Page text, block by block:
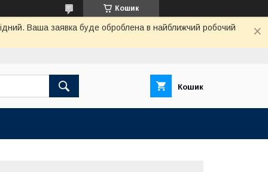
Кошик
Ваша заявка буде оброблена в найближчий робочий
Кошик